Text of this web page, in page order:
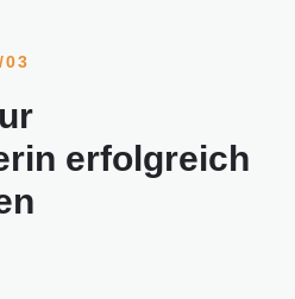
03
erfolgreich